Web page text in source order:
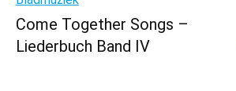
Come Together Songs –
Liederbuch Band IV